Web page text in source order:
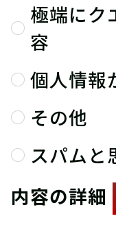
極端にク
容
個人情報
その他
スパムと
内容の詳細